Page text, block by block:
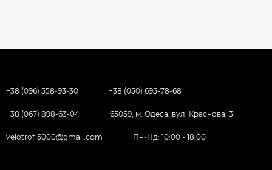
+38 (096) 558-93-30 +38 (050) 695-78-68
+38 (067) 898-63-04 65059, м. Одеса, вул. Краснова, 3
velotrofi5000@gmail.com Пн-Нд: 10:00 - 18:00